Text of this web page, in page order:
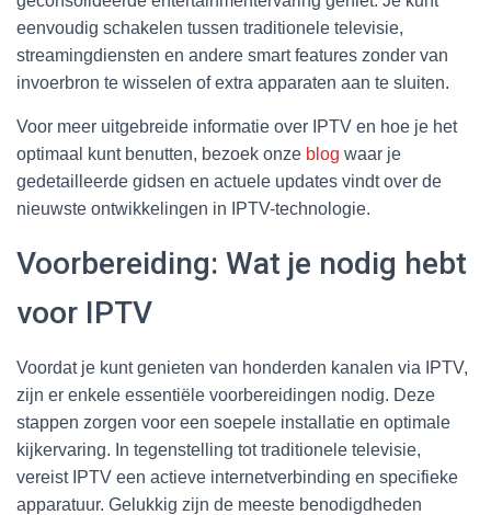
eenvoudig schakelen tussen traditionele televisie,
streamingdiensten en andere smart features zonder van
invoerbron te wisselen of extra apparaten aan te sluiten.
Voor meer uitgebreide informatie over IPTV en hoe je het
optimaal kunt benutten, bezoek onze blog waar je
gedetailleerde gidsen en actuele updates vindt over de
nieuwste ontwikkelingen in IPTV-technologie.
Voorbereiding: Wat je nodig hebt
voor IPTV
Voordat je kunt genieten van honderden kanalen via IPTV,
zijn er enkele essentiële voorbereidingen nodig. Deze
stappen zorgen voor een soepele installatie en optimale
kijkervaring. In tegenstelling tot traditionele televisie,
vereist IPTV een actieve internetverbinding en specifieke
apparatuur. Gelukkig zijn de meeste benodigdheden